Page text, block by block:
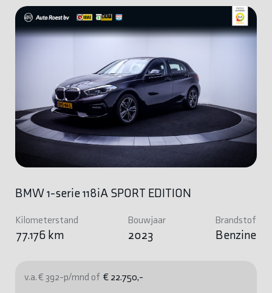
BMW 1-serie 118iA SPORT EDITION
Kilometerstand
77.176 km
Bouwjaar
2023
Brandstof
Benzine
v.a. € 392-p/mnd of € 22.750,-